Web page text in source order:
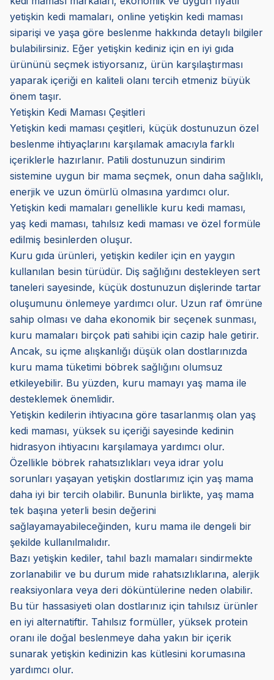
yetişkin kedi mamaları, online yetişkin kedi maması
siparişi ve yaşa göre beslenme hakkında detaylı bilgiler
bulabilirsiniz. Eğer yetişkin kediniz için en iyi gıda
ürününü seçmek istiyorsanız, ürün karşılaştırması
yaparak içeriği en kaliteli olanı tercih etmeniz büyük
önem taşır.
Yetişkin Kedi Maması Çeşitleri
Yetişkin kedi maması çeşitleri, küçük dostunuzun özel
beslenme ihtiyaçlarını karşılamak amacıyla farklı
içeriklerle hazırlanır. Patili dostunuzun sindirim
sistemine uygun bir mama seçmek, onun daha sağlıklı,
enerjik ve uzun ömürlü olmasına yardımcı olur.
Yetişkin kedi mamaları genellikle kuru kedi maması,
yaş kedi maması, tahılsız kedi maması ve özel formüle
edilmiş besinlerden oluşur.
Kuru gıda ürünleri, yetişkin kediler için en yaygın
kullanılan besin türüdür. Diş sağlığını destekleyen sert
taneleri sayesinde, küçük dostunuzun dişlerinde tartar
oluşumunu önlemeye yardımcı olur. Uzun raf ömrüne
sahip olması ve daha ekonomik bir seçenek sunması,
kuru mamaları birçok pati sahibi için cazip hale getirir.
Ancak, su içme alışkanlığı düşük olan dostlarınızda
kuru mama tüketimi böbrek sağlığını olumsuz
etkileyebilir. Bu yüzden, kuru mamayı yaş mama ile
desteklemek önemlidir.
Yetişkin kedilerin ihtiyacına göre tasarlanmış olan yaş
kedi maması, yüksek su içeriği sayesinde kedinin
hidrasyon ihtiyacını karşılamaya yardımcı olur.
Özellikle böbrek rahatsızlıkları veya idrar yolu
sorunları yaşayan yetişkin dostlarımız için yaş mama
daha iyi bir tercih olabilir. Bununla birlikte, yaş mama
tek başına yeterli besin değerini
sağlayamayabileceğinden, kuru mama ile dengeli bir
şekilde kullanılmalıdır.
Bazı yetişkin kediler, tahıl bazlı mamaları sindirmekte
zorlanabilir ve bu durum mide rahatsızlıklarına, alerjik
reaksiyonlara veya deri döküntülerine neden olabilir.
Bu tür hassasiyeti olan dostlarınız için tahılsız ürünler
en iyi alternatiftir. Tahılsız formüller, yüksek protein
oranı ile doğal beslenmeye daha yakın bir içerik
sunarak yetişkin kedinizin kas kütlesini korumasına
yardımcı olur.